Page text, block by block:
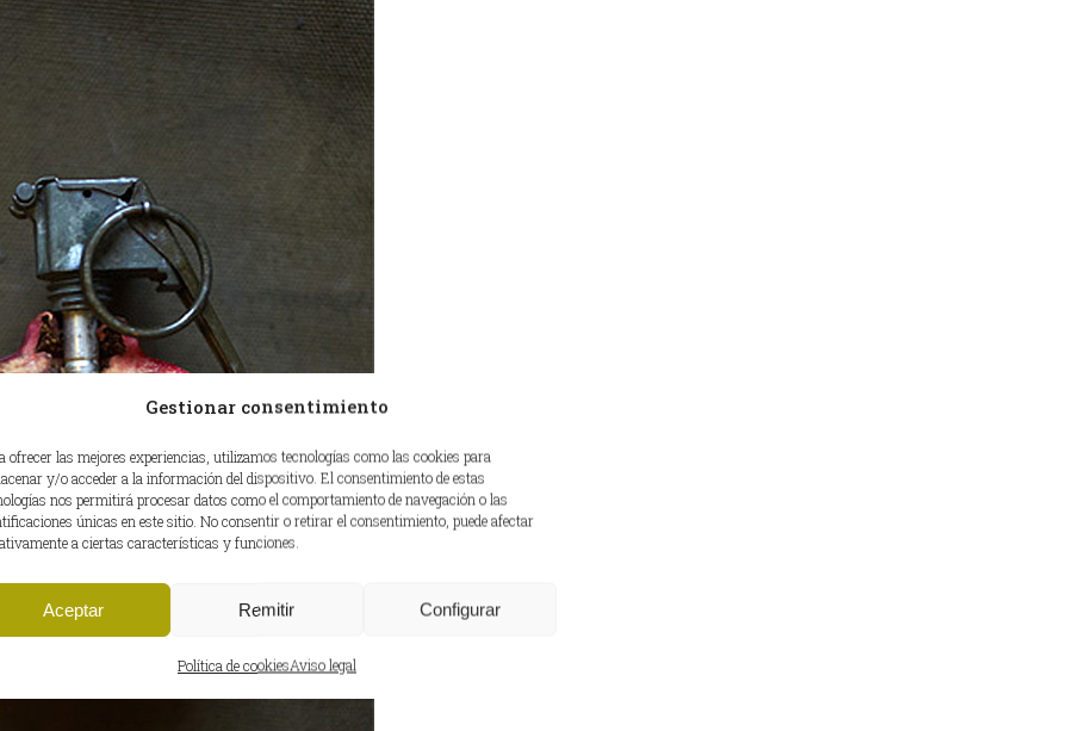
Gestionar consentimiento
ofrecer las mejores experiencias, utilizamos tecnologías como las cookies para
y/o acceder a la información del dispositivo. El consentimiento de estas
nos permitirá procesar datos como el comportamiento de navegación o las
únicas en este sitio. No consentir o retirar el consentimiento, puede afectar
a ciertas características y funciones.
Aceptar Remitir Configurar
Política de cookiesAviso legal